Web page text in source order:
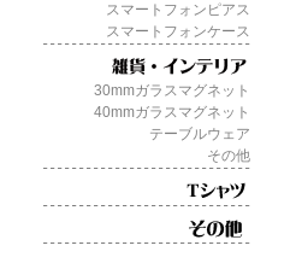
スマートフォンピアス
スマートフォンケース
30mmガラスマグネット
40mmガラスマグネット
テーブルウェア
その他